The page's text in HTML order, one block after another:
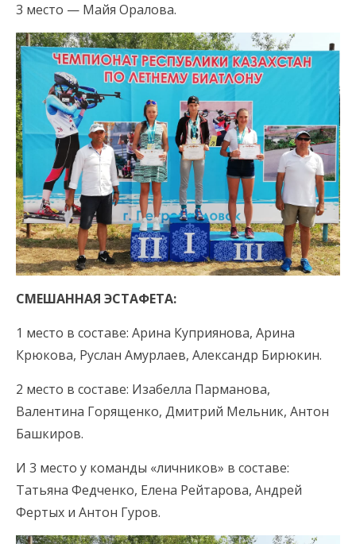
3 место — Майя Оралова.
СМЕШАННАЯ ЭСТАФЕТА:
1 место в составе: Арина Куприянова, Арина
Крюкова, Руслан Амурлаев, Александр Бирюкин.
2 место в составе: Изабелла Парманова,
Валентина Горященко, Дмитрий Мельник, Антон
Башкиров.
И 3 место у команды «личников» в составе:
Татьяна Федченко, Елена Рейтарова, Андрей
Фертых и Антон Гуров.